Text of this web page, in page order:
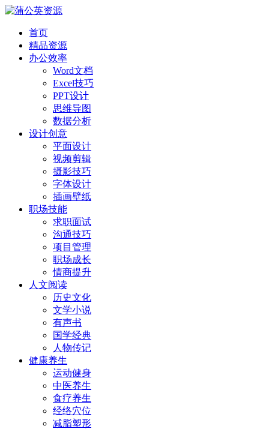
首页
精品资源
办公效率
Word文档
Excel技巧
PPT设计
思维导图
数据分析
设计创意
平面设计
视频剪辑
摄影技巧
字体设计
插画壁纸
职场技能
求职面试
沟通技巧
项目管理
职场成长
情商提升
人文阅读
历史文化
文学小说
有声书
国学经典
人物传记
健康养生
运动健身
中医养生
食疗养生
经络穴位
减脂塑形